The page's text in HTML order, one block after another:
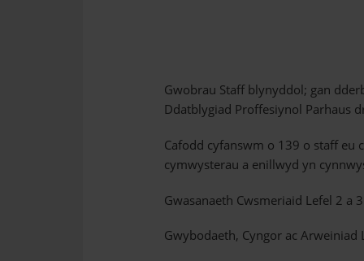
Gwobrau Staff blynyddol; gan
Ddatblygiad Proffesiynol Parhaus
Cafodd cyfanswm o 139 o staff eu
cymwysterau a enillwyd yn
Gwasanaeth Cwsmeriaid Lefel 2 a 3
Gwybodaeth, Cyngor ac Arweiniad